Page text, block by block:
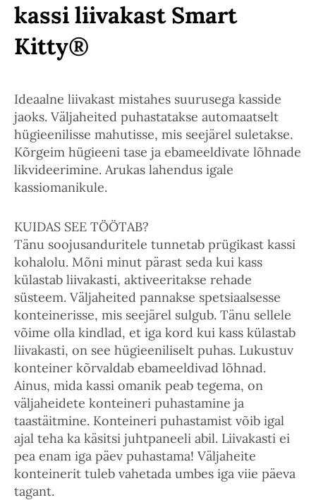
kassi liivakast Smart
Kitty®
Ideaalne liivakast mistahes suurusega kasside
jaoks. Väljaheited puhastatakse automaatselt
hügieenilisse mahutisse, mis seejärel suletakse.
Kõrgeim hügieeni tase ja ebameeldivate lõhnade
likvideerimine. Arukas lahendus igale
kassiomanikule.
KUIDAS SEE TÖÖTAB?
Tänu soojusanduritele tunnetab prügikast kassi
kohalolu. Mõni minut pärast seda kui kass
külastab liivakasti, aktiveeritakse rehade
süsteem. Väljaheited pannakse spetsiaalsesse
konteinerisse, mis seejärel sulgub. Tänu sellele
võime olla kindlad, et iga kord kui kass külastab
liivakasti, on see hügieeniliselt puhas. Lukustuv
konteiner kõrvaldab ebameeldivad lõhnad.
Ainus, mida kassi omanik peab tegema, on
väljaheidete konteineri puhastamine ja
taastäitmine. Konteineri puhastamist võib igal
ajal teha ka käsitsi juhtpaneeli abil. Liivakasti ei
pea enam iga päev puhastama! Väljaheite
konteinerit tuleb vahetada umbes iga viie päeva
tagant.